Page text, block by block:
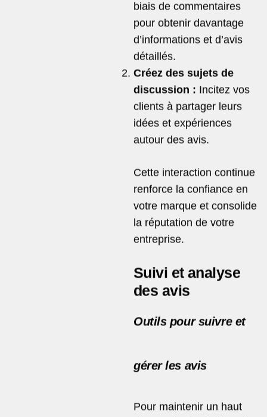
biais de commentaires
pour obtenir davantage
d’informations et d’avis
détaillés.
Créez des sujets de
discussion : Incitez vos
clients à partager leurs
idées et expériences
autour des avis.
Cette interaction continue
renforce la confiance en
votre marque et consolide
la réputation de votre
entreprise.
Suivi et analyse
des avis
Outils pour suivre et
gérer les avis
Pour maintenir un haut